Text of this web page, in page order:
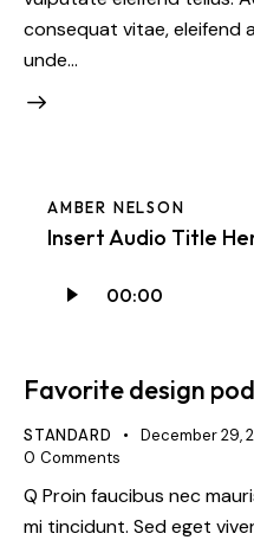
consequat vitae, eleifend
unde…
AMBER NELSON
Insert Audio Title
Player
00:00
Favorite design
STANDARD December 29,
0 Comments
Q Proin faucibus nec
mi tincidunt. Sed eget